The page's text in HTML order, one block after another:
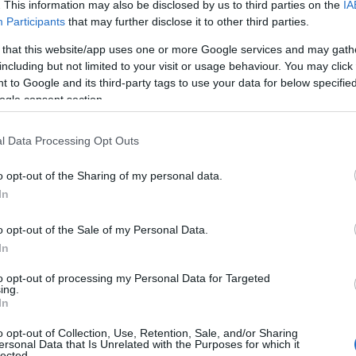
This information may also be disclosed by us to third parties on the
Participants that may further disclose it to other third parties.
that this website/app uses one or more Google services and may
but not limited to your visit or usage behaviour. You may
to Google and its third-party tags to use your data for below
consent section.
Data Processing Opt Outs
opt-out of the Sharing of my personal data.
opt-out of the Sale of my Personal Data.
opt-out of processing my Personal Data for Targeted
opt-out of Collection, Use, Retention, Sale, and/or Sharing
Data that Is Unrelated with the Purposes for which it
Vágy a szabadság után
Henri Charriére: Pillangó című bestsellerré vált
regényét láthatjuk Balla Richárd előadásában
10-én a MU Színházban.
Johnny háborúja Sopronban